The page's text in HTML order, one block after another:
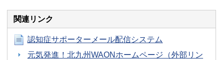
関連リンク
認知症サポーターメール配信システム
元気発進！北九州WAONホームページ（外部リン